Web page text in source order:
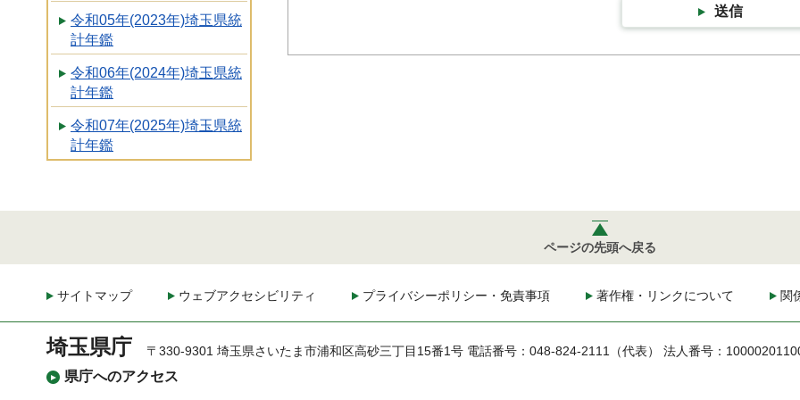
令和05年(2023年)埼玉県統
計年鑑
令和06年(2024年)埼玉県統
計年鑑
令和07年(2025年)埼玉県統
計年鑑
送信
ページの先頭へ戻る
サイトマップ ウェブアクセシビリティ プライバシーポリシー・免責事項 著作権・リンクについて 関
埼玉県庁
県庁へのアクセス
〒330-9301 埼玉県さいたま市浦和区高砂三丁目15番1号 電話番号：048-824-2111（代表） 法人番号：